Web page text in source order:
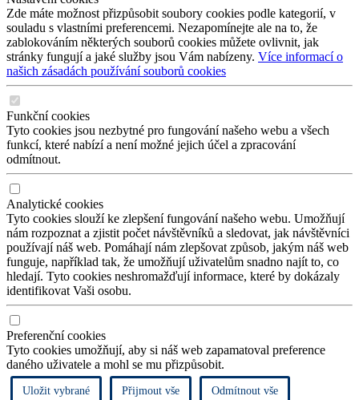
Zde máte možnost přizpůsobit soubory cookies podle kategorií, v
souladu s vlastními preferencemi. Nezapomínejte ale na to, že
zablokováním některých souborů cookies můžete ovlivnit, jak
stránky fungují a jaké služby jsou Vám nabízeny. Více informací o
našich zásadách používání souborů cookies
Funkční cookies
Tyto cookies jsou nezbytné pro fungování našeho webu a všech
funkcí, které nabízí a není možné jejich účel a zpracování
odmítnout.
Analytické cookies
Tyto cookies slouží ke zlepšení fungování našeho webu. Umožňují
nám rozpoznat a zjistit počet návštěvníků a sledovat, jak návštěvníci
používají náš web. Pomáhají nám zlepšovat způsob, jakým náš web
funguje, například tak, že umožňují uživatelům snadno najít to, co
hledají. Tyto cookies neshromažďují informace, které by dokázaly
identifikovat Vaši osobu.
Preferenční cookies
Tyto cookies umožňují, aby si náš web zapamatoval preference
daného uživatele a mohl se mu přizpůsobit.
Uložit vybrané Přijmout vše Odmítnout vše